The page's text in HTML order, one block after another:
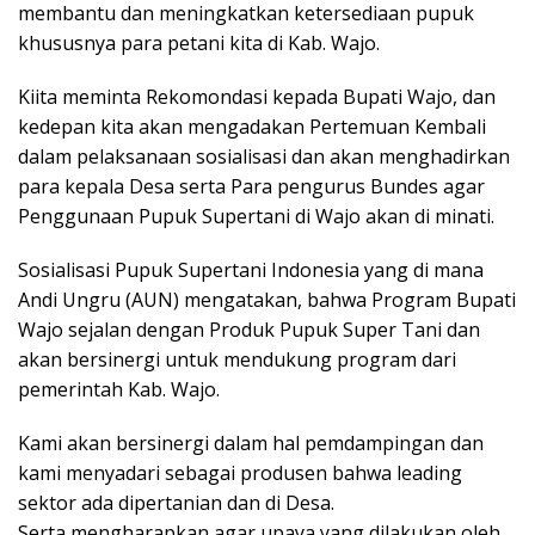
membantu dan meningkatkan ketersediaan pupuk
khususnya para petani kita di Kab. Wajo.
Kiita meminta Rekomondasi kepada Bupati Wajo, dan
kedepan kita akan mengadakan Pertemuan Kembali
dalam pelaksanaan sosialisasi dan akan menghadirkan
para kepala Desa serta Para pengurus Bundes agar
Penggunaan Pupuk Supertani di Wajo akan di minati.
Sosialisasi Pupuk Supertani Indonesia yang di mana
Andi Ungru (AUN) mengatakan, bahwa Program Bupati
Wajo sejalan dengan Produk Pupuk Super Tani dan
akan bersinergi untuk mendukung program dari
pemerintah Kab. Wajo.
Kami akan bersinergi dalam hal pemdampingan dan
kami menyadari sebagai produsen bahwa leading
sektor ada dipertanian dan di Desa.